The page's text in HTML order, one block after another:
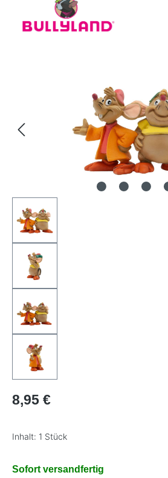
Regulärer Preis:
8,95 €
Inhalt: 1 Stück
Sofort versandfertig